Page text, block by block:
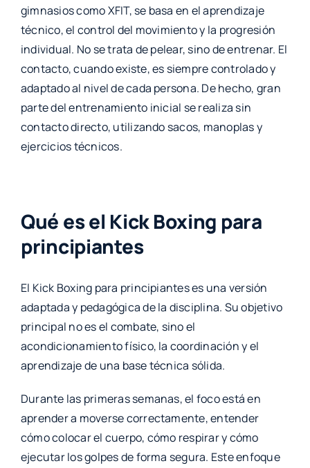
gimnasios como XFIT, se basa en el aprendizaje
técnico, el control del movimiento y la progresión
individual. No se trata de pelear, sino de entrenar. El
contacto, cuando existe, es siempre controlado y
adaptado al nivel de cada persona. De hecho, gran
parte del entrenamiento inicial se realiza sin
contacto directo, utilizando sacos, manoplas y
ejercicios técnicos.
Qué es el Kick Boxing para
principiantes
El Kick Boxing para principiantes es una versión
adaptada y pedagógica de la disciplina. Su objetivo
principal no es el combate, sino el
acondicionamiento físico, la coordinación y el
aprendizaje de una base técnica sólida.
Durante las primeras semanas, el foco está en
aprender a moverse correctamente, entender
cómo colocar el cuerpo, cómo respirar y cómo
ejecutar los golpes de forma segura. Este enfoque